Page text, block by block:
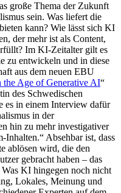
große Thema der Zukunft
sein. Was liefert die
kann? Wie lässt sich KI
der mehr ist als Content,
Im KI-Zeitalter gilt es
zu entwickeln und in diese
aus dem neuen EBU
Age of Generative AI“
des Schwedischen
es in einem Interview dafür
in der
hin zu mehr investigativer
Absehbar ist, dass
ablösen wird, die den
gebracht haben – das
KI hingegen noch nicht
Lokales, Meinung und